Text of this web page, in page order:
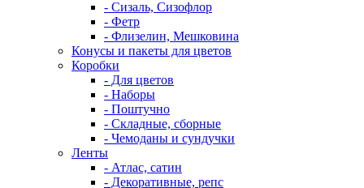
- Сизаль, Сизофлор
- Фетр
- Флизелин, Мешковина
Конусы и пакеты для цветов
Коробки
- Для цветов
- Наборы
- Поштучно
- Складные, сборные
- Чемоданы и сундучки
Ленты
- Атлас, сатин
- Декоративные, репс